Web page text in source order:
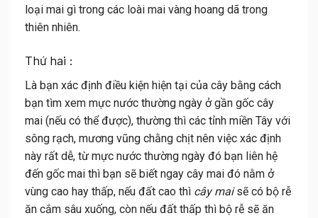
loại mai gì trong các loài mai vàng hoang dã trong
thiên nhiên.
Thứ hai :
Là bạn xác định điều kiện hiện tại của cây bằng cách
bạn tìm xem mực nước thường ngày ở gần gốc cây
mai (nếu có thể được), thường thì các tỉnh miền Tây với
sông rạch, mương vũng chằng chịt nên việc xác định
này rất dễ, từ mực nước thường ngày đó bạn liên hệ
đến gốc mai thì bạn sẽ biết ngay cây mai đó nằm ở
vùng cao hay thấp, nếu đất cao thì cây maisẽ có bộ rễ
ăn cắm sâu xuống, còn nếu đất thấp thì bộ rễ sẽ ăn